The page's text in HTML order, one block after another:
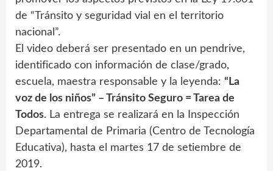
de “Tránsito y seguridad vial en el territorio
nacional”.
El video deberá ser presentado en un pendrive,
identificado con información de clase/grado,
escuela, maestra responsable y la leyenda: “La
voz de los niños” – Tránsito Seguro = Tarea de
Todos. La entrega se realizará en la Inspección
Departamental de Primaria (Centro de Tecnología
Educativa), hasta el martes 17 de setiembre de
2019.